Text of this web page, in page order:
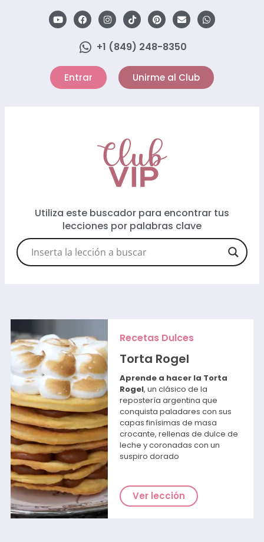
+1 (849) 248-8350
Entrar Unirme al Club
Utiliza este buscador para encontrar tus
lecciones por palabras clave
Recetas Dulces
Torta Rogel
Aprende a hacer la Torta
Rogel, un clásico de la
repostería argentina que
conquista paladares con sus
capas finísimas de masa
crocante, rellenas de dulce de
leche y coronadas con un
suspiro dorado
Ver lección